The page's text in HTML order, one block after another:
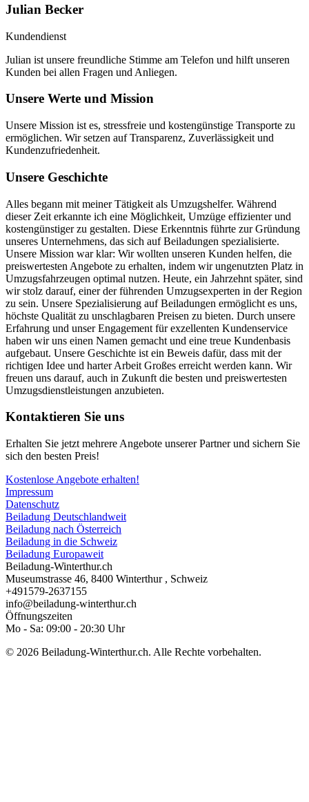
Julian Becker
Kundendienst
Julian ist unsere freundliche Stimme am Telefon und hilft unseren
Kunden bei allen Fragen und Anliegen.
Unsere Werte und Mission
Unsere Mission ist es, stressfreie und kostengünstige Transporte zu
ermöglichen. Wir setzen auf Transparenz, Zuverlässigkeit und
Kundenzufriedenheit.
Unsere Geschichte
Alles begann mit meiner Tätigkeit als Umzugshelfer. Während
dieser Zeit erkannte ich eine Möglichkeit, Umzüge effizienter und
kostengünstiger zu gestalten. Diese Erkenntnis führte zur Gründung
unseres Unternehmens, das sich auf Beiladungen spezialisierte.
Unsere Mission war klar: Wir wollten unseren Kunden helfen, die
preiswertesten Angebote zu erhalten, indem wir ungenutzten Platz in
Umzugsfahrzeugen optimal nutzen. Heute, ein Jahrzehnt später, sind
wir stolz darauf, einer der führenden Umzugsexperten in der Region
zu sein. Unsere Spezialisierung auf Beiladungen ermöglicht es uns,
höchste Qualität zu unschlagbaren Preisen zu bieten. Durch unsere
Erfahrung und unser Engagement für exzellenten Kundenservice
haben wir uns einen Namen gemacht und eine treue Kundenbasis
aufgebaut. Unsere Geschichte ist ein Beweis dafür, dass mit der
richtigen Idee und harter Arbeit Großes erreicht werden kann. Wir
freuen uns darauf, auch in Zukunft die besten und preiswertesten
Umzugsdienstleistungen anzubieten.
Kontaktieren Sie uns
Erhalten Sie jetzt mehrere Angebote unserer Partner und sichern Sie
sich den besten Preis!
Kostenlose Angebote erhalten!
Impressum
Datenschutz
Beiladung Deutschlandweit
Beiladung nach Österreich
Beiladung in die Schweiz
Beiladung Europaweit
Beiladung-Winterthur.ch
Museumstrasse 46, 8400 Winterthur ⁠ , Schweiz
+491579-2637155
info@beiladung-winterthur.ch
Öffnungszeiten
Mo - Sa: 09:00 - 20:30 Uhr
© 2026 Beiladung-Winterthur.ch. Alle Rechte vorbehalten.